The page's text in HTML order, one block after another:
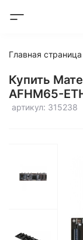
Главная страница
Купить
AFHM65-
артикул: 315238